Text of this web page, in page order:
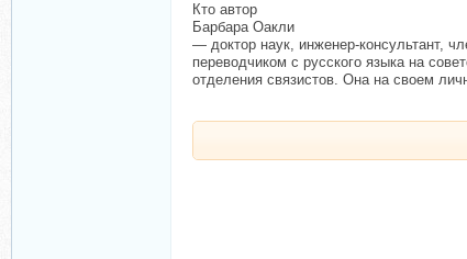
Кто автор
Барбара Оакли
— доктор наук, инженер-консультант,
переводчиком с русского языка на
отделения связистов. Она на своем